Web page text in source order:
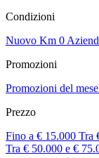
Condizioni
Nuovo Km 0
Promozioni
Promozioni del mese
Prezzo
Fino a € 15.000 Tra
Tra € 50.000 e €